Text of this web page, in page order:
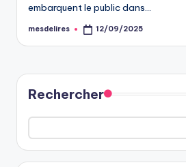
embarquent le public dans…
Posted
mesdelires 12/09/2025
Rechercher